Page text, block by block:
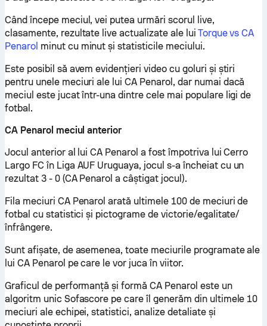
Când începe meciul, vei putea urmări scorul live,
clasamente, rezultate live actualizate ale lui Torque vs CA
Penarol minut cu minut și statisticile meciului.
Este posibil să avem evidențieri video cu goluri și știri
pentru unele meciuri ale lui CA Penarol, dar numai dacă
meciul este jucat într-una dintre cele mai populare ligi de
fotbal.
CA Penarol meciul anterior
Jocul anterior al lui CA Penarol a fost împotriva lui Cerro
Largo FC în Liga AUF Uruguaya, jocul s-a încheiat cu un
rezultat 3 - 0 (CA Penarol a câștigat jocul).
Fila meciuri CA Penarol arată ultimele 100 de meciuri de
fotbal cu statistici și pictograme de victorie/egalitate/
înfrângere.
Sunt afișate, de asemenea, toate meciurile programate ale
lui CA Penarol pe care le vor juca în viitor.
Graficul de performanță și formă CA Penarol este un
algoritm unic Sofascore pe care îl generăm din ultimele 10
meciuri ale echipei, statistici, analize detaliate și